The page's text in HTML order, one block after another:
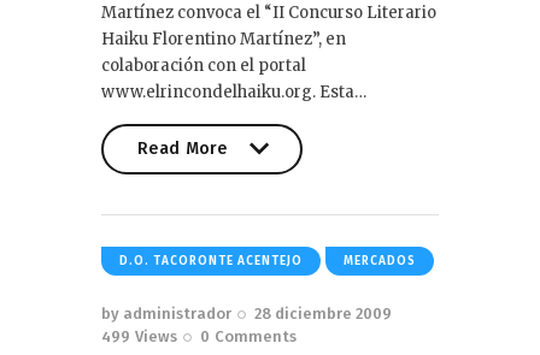
Martínez convoca el “II Concurso Literario
Haiku Florentino Martínez”, en
colaboración con el portal
www.elrincondelhaiku.org. Esta…
Read More
D.O. TACORONTE ACENTEJO MERCADOS
by administrador
28 diciembre 2009
499 Views 0 Comments